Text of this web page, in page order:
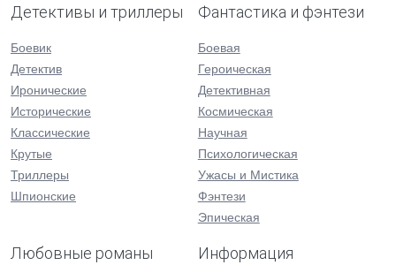
Детективы и триллеры
Боевик
Детектив
Иронические
Исторические
Классические
Крутые
Триллеры
Шпионские
Фантастика и фэнтези
Боевая
Героическая
Детективная
Космическая
Научная
Психологическая
Ужасы и Мистика
Фэнтези
Эпическая
Любовные романы Информация